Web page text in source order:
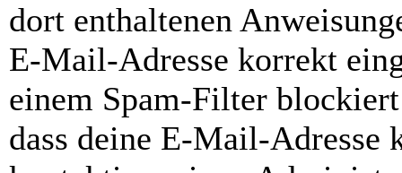
dort enthaltenen
E-Mail-Adresse korrekt
einem Spam-Filter
dass deine E-Mail-Adresse